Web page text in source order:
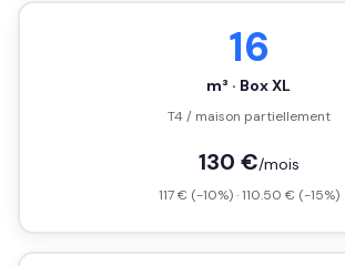
16
m³ · Box XL
T4 / maison partiellement
130 €/mois
117 € (-10%) · 110.50 € (-15%)